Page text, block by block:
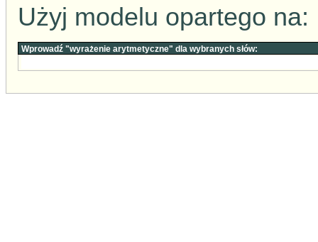
Użyj modelu opartego na:
Wprowadź "wyrażenie arytmetyczne" dla wybranych słów: